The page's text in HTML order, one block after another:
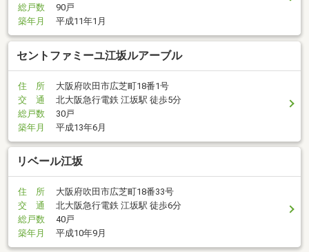
総戸数
90戸
築年月
平成11年1月
セントファミーユ江坂ルアーブル
住 所
大阪府吹田市広芝町18番1号
交 通
北大阪急行電鉄 江坂駅 徒歩5分
総戸数
30戸
築年月
平成13年6月
リベール江坂
住 所
大阪府吹田市広芝町18番33号
交 通
北大阪急行電鉄 江坂駅 徒歩6分
総戸数
40戸
築年月
平成10年9月